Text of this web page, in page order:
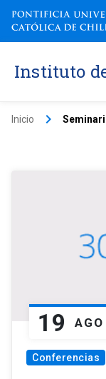
Instituto
Inicio keyboard_arrow_right
19 AGO
Conferencias